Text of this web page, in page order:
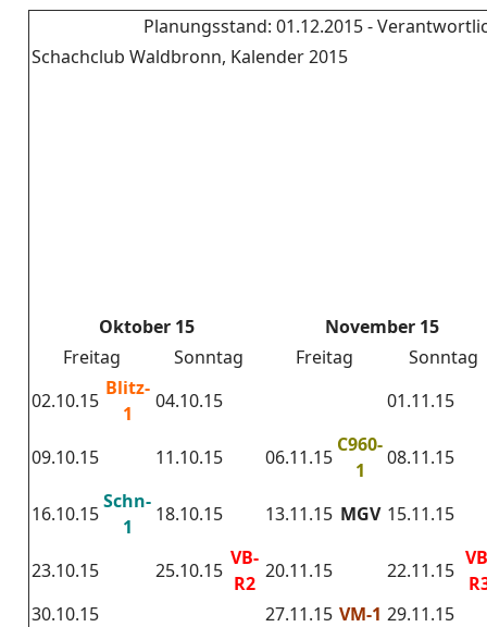
Planungsstand: 01.12.2015 -
Schachclub Waldbronn, Kalender 2015
Oktober 15
November 15
Freitag
Sonntag Freitag
Sonntag
02.10.15
Blitz-
1
04.10.15 01.11.15
09.10.15 11.10.15 06.11.15
C960-
1
08.11.15
16.10.15
Schn-
1
18.10.15 13.11.15 MGV 15.11.15
23.10.15 25.10.15
VB-
R2
20.11.15 22.11.15
30.10.15
27.11.15 VM-1 29.11.15